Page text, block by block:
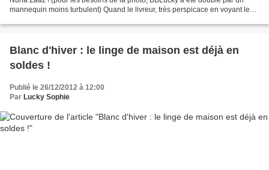
mannequin moins turbulent) Quand le livreur, très perspicace en voyant le
Blanc d'hiver : le linge de maison est déjà en
soldes !
Publié le 26/12/2012 à 12:00
Par Lucky Sophie